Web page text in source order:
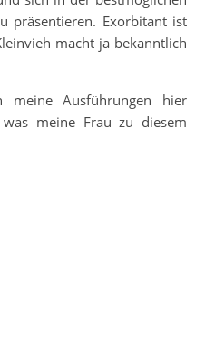
präsentieren. Exorbitant ist
macht ja bekanntlich
meine Ausführungen hier
meine Frau zu diesem